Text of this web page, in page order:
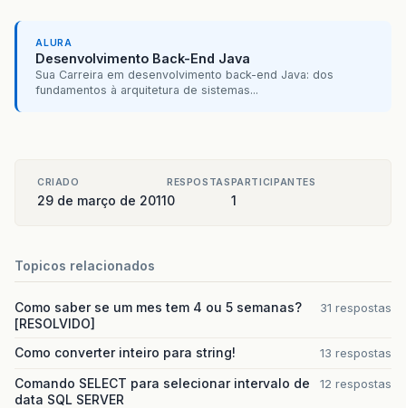
ALURA
Desenvolvimento Back-End Java
Sua Carreira em desenvolvimento back-end Java: dos
fundamentos à arquitetura de sistemas...
CRIADO
29 de março de 2011
RESPOSTAS
0
PARTICIPANTES
1
Topicos relacionados
Como saber se um mes tem 4 ou 5 semanas?
[RESOLVIDO]
31 respostas
Como converter inteiro para string! 13 respostas
Comando SELECT para selecionar intervalo de
data SQL SERVER
12 respostas